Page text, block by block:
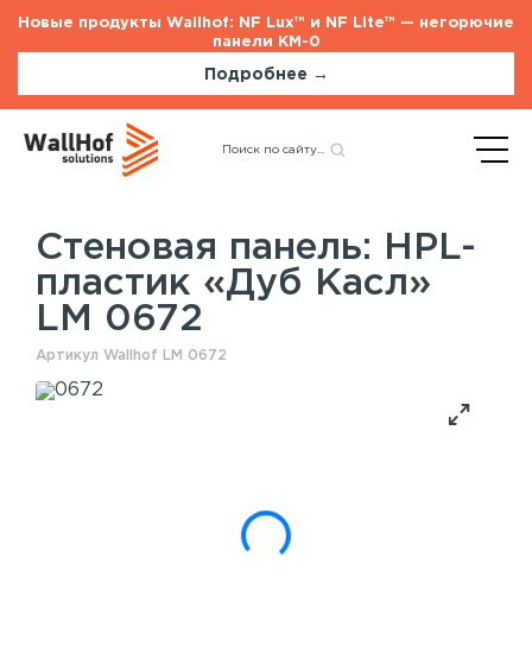
Новые продукты Wallhof: NF Lux™ и NF Lite™ — негорючие
панели КМ-0
Подробнее →
Стеновые панели
Шпонированные панели
Акустические панели
Панели с полимерным покрытием
Шпонированные панели
Услуги
Монтаж акустических панелей
Назад
Стеновые панели
Стеновая панель: HPL-
пластик «Дуб Касл»
LM 0672
Артикул Wallhof LM 0672